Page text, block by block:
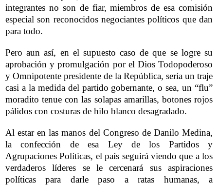
integrantes no son de fiar, miembros de esa comisión
especial son reconocidos negociantes políticos que dan
para todo.
Pero aun así, en el supuesto caso de que se logre su
aprobación y promulgación por el Dios Todopoderoso
y Omnipotente presidente de la República, sería un traje
casi a la medida del partido gobernante, o sea, un “flu”
moradito tenue con las solapas amarillas, botones rojos
pálidos con costuras de hilo blanco desagradado.
Al estar en las manos del Congreso de Danilo Medina,
la confección de esa Ley de los Partidos y
Agrupaciones Políticas, el país seguirá viendo que a los
verdaderos líderes se le cercenará sus aspiraciones
políticas para darle paso a ratas humanas, a